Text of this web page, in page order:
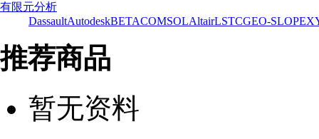
有限元分析
DassaultAutodeskBETACOMSOLAltairLSTCGEO-SLOPE
推荐商品
暂无资料